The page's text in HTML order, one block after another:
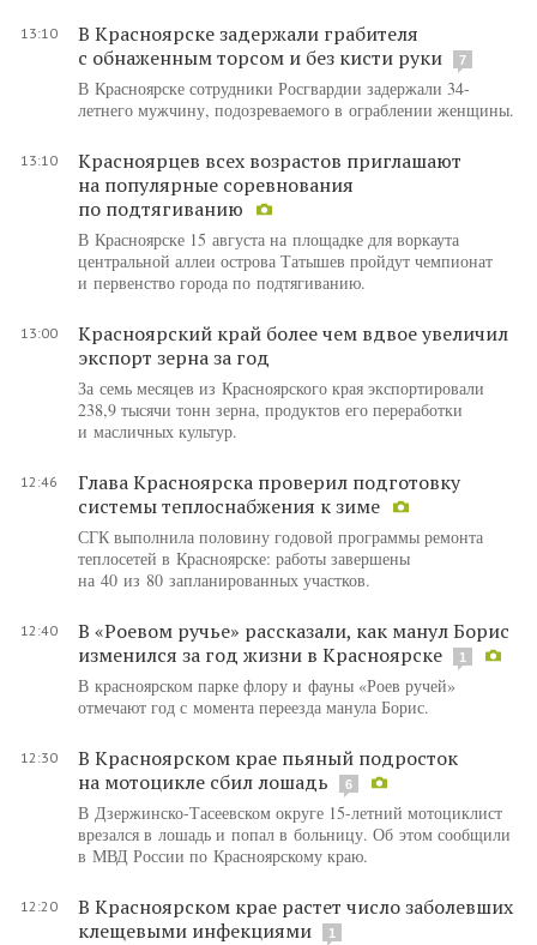
13:10
В Красноярске задержали грабителя
с обнаженным торсом и без кисти руки
7
В Красноярске сотрудники Росгвардии задержали 34-
летнего мужчину, подозреваемого в ограблении женщины.
13:10
Красноярцев всех возрастов приглашают
на популярные соревнования
по подтягиванию
В Красноярске 15 августа на площадке для воркаута​
центральной аллеи острова Татышев пройдут чемпионат
и первенство города по подтягиванию.
13:00
Красноярский край более чем вдвое увеличил
экспорт зерна за год
За семь месяцев из Красноярского края экспортировали
238,9 тысячи тонн зерна, продуктов его переработки
и масличных культур.
12:46
Глава Красноярска проверил подготовку
системы теплоснабжения к зиме
СГК выполнила половину годовой программы ремонта
теплосетей в Красноярске: работы завершены
на 40 из 80 запланированных участков.
12:40
В «Роевом ручье» рассказали, как манул Борис
изменился за год жизни в Красноярске
1
В красноярском парке флору и фауны «Роев ручей»
отмечают год с момента переезда манула Борис.
12:30
В Красноярском крае пьяный подросток
на мотоцикле сбил лошадь
6
В Дзержинско-Тасеевском округе 15-летний мотоциклист
врезался в лошадь и попал в больницу. Об этом сообщили
в МВД России по Красноярскому краю.
12:20
В Красноярском крае растет число заболевших
клещевыми инфекциями
1